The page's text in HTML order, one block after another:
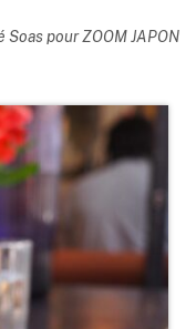
pour ZOOM JAPON